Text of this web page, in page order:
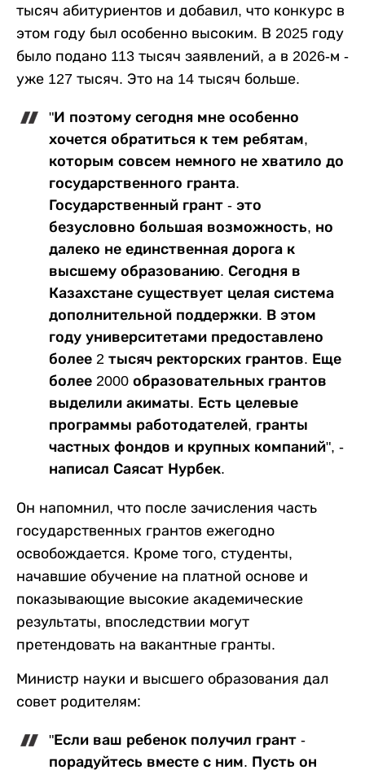
тысяч абитуриентов и добавил, что конкурс в
этом году был особенно высоким. В 2025 году
было подано 113 тысяч заявлений, а в 2026-м -
уже 127 тысяч. Это на 14 тысяч больше.
"И поэтому сегодня мне особенно
хочется обратиться к тем ребятам,
которым совсем немного не хватило до
государственного гранта.
Государственный грант - это
безусловно большая возможность, но
далеко не единственная дорога к
высшему образованию. Сегодня в
Казахстане существует целая система
дополнительной поддержки. В этом
году университетами предоставлено
более 2 тысяч ректорских грантов. Еще
более 2000 образовательных грантов
выделили акиматы. Есть целевые
программы работодателей, гранты
частных фондов и крупных компаний", -
написал Саясат Нурбек.
Он напомнил, что после зачисления часть
государственных грантов ежегодно
освобождается. Кроме того, студенты,
начавшие обучение на платной основе и
показывающие высокие академические
результаты, впоследствии могут
претендовать на вакантные гранты.
Министр науки и высшего образования дал
совет родителям:
"Если ваш ребенок получил грант -
порадуйтесь вместе с ним. Пусть он